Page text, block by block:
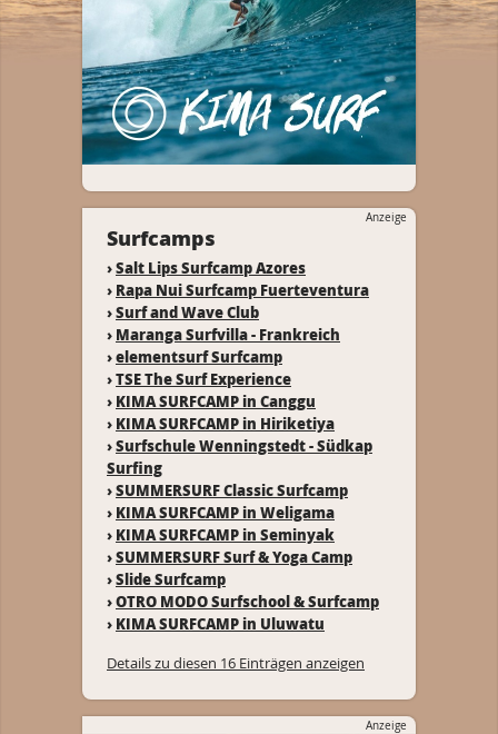
Anzeige
Surfcamps
›Salt Lips Surfcamp Azores
› Rapa Nui Surfcamp Fuerteventura
›Surf and Wave Club
› Maranga Surfvilla - Frankreich
›elementsurf Surfcamp
›TSE The Surf Experience
› KIMA SURFCAMP in Canggu
› KIMA SURFCAMP in Hiriketiya
›Surfschule Wenningstedt - Südkap
Surfing
›SUMMERSURF Classic Surfcamp
› KIMA SURFCAMP in Weligama
› KIMA SURFCAMP in Seminyak
›SUMMERSURF Surf & Yoga Camp
›Slide Surfcamp
›OTRO MODO Surfschool & Surfcamp
› KIMA SURFCAMP in Uluwatu
Details zu diesen 16 Einträgen anzeigen
Anzeige